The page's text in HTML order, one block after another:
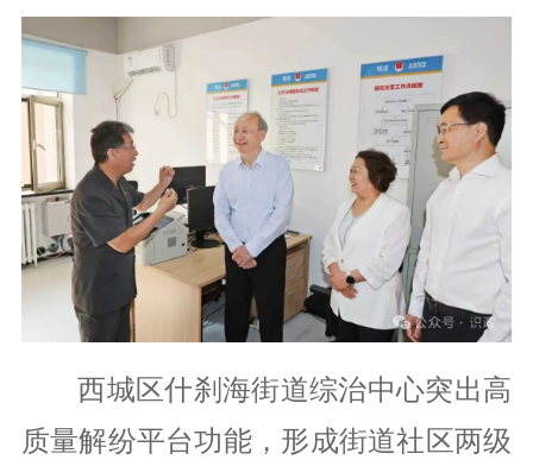
西城区什刹海街道综治中心突出高
质量解纷平台功能，形成街道社区两级